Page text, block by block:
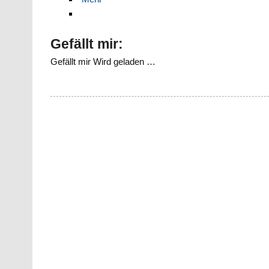
Gefällt mir:
Gefällt mir Wird geladen …